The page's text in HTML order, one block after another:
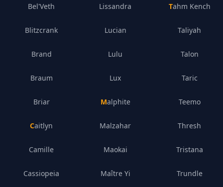
Bel'Veth
Blitzcrank
Brand
Braum
Briar
Caitlyn
Camille
Cassiopeia
Lissandra
Lucian
Lulu
Lux
Malphite
Malzahar
Maokai
Maître Yi
Tahm Kench
Taliyah
Talon
Taric
Teemo
Thresh
Tristana
Trundle